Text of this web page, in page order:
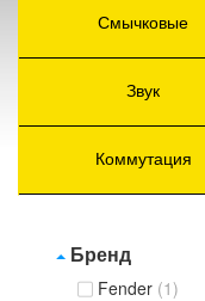
Смычковые
Звук
Коммутация
Бренд
Fender (1)